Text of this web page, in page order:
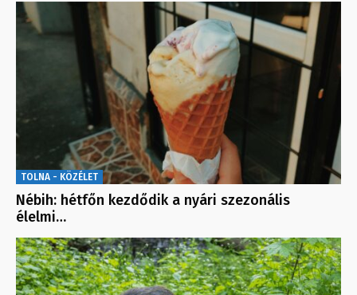
TOLNA - KÖZÉLET
Nébih: hétfőn kezdődik a nyári szezonális
élelmi…